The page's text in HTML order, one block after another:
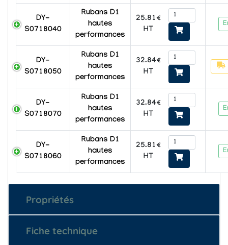
DY-
S0718040
Rubans D1
hautes
performances
25.81€
HT
DY-
S0718050
Rubans D1
hautes
performances
32.84€
HT
DY-
S0718070
Rubans D1
hautes
performances
32.84€
HT
DY-
S0718060
Rubans D1
hautes
performances
25.81€
HT
Propriétés
Fiche technique